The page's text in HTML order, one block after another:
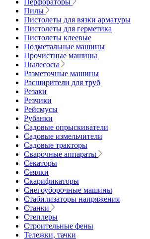
Перфораторы
Пилы
Пистолеты для вязки арматуры
Пистолеты для герметика
Пистолеты клеевые
Подметальные машины
Прочистные машины
Пылесосы
Разметочные машины
Расширители для труб
Резаки
Резчики
Рейсмусы
Рубанки
Садовые опрыскиватели
Садовые измельчители
Садовые тракторы
Сварочные аппараты
Секаторы
Сеялки
Скарификаторы
Снегоуборочные машины
Стабилизаторы напряжения
Станки
Степлеры
Строительные фены
Тележки, тачки